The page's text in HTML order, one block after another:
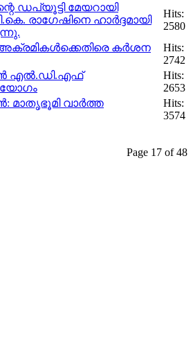
ഡപ്യൂട്ടി മേയറായി
രാഗേഷിനെ ഹാർദ്ദമായി
Hits:
2580
അക്രമികൾക്കെതിരെ കർശന
Hits:
2742
എൽ.ഡി.എഫ്
Hits:
2653
മാതൃഭൂമി വാർത്ത
Hits:
3574
Page 17 of 48